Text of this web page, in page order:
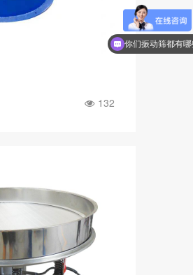
132
你们振动筛都有
摇摆筛有哪些型